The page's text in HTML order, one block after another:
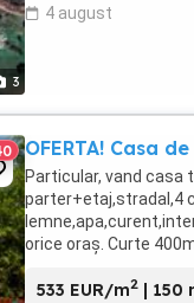
3
4 august
OFERTA! Casa
Particular, vand casa
parter+etaj,stradal,4
orice oraș. Curte
533 EUR/m2 | 150